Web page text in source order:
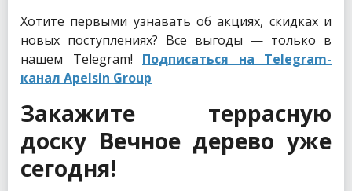
Хотите первыми узнавать об акциях, скидках и
новых поступлениях? Все выгоды — только в
нашем Telegram! Подписаться на Telegram-
канал Apelsin Group
Закажите террасную
доску Вечное дерево уже
сегодня!